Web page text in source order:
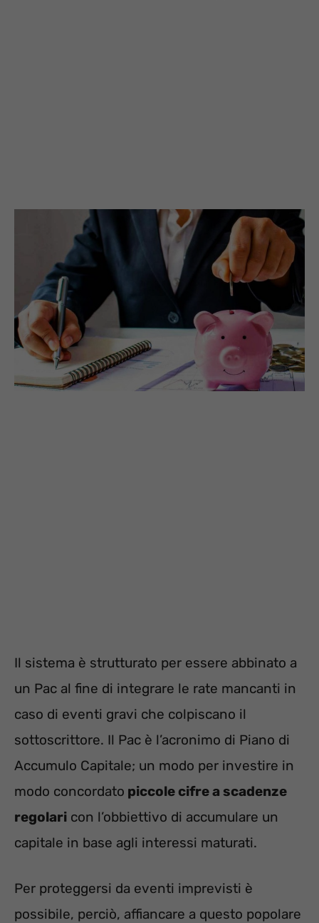
Il sistema è strutturato per essere abbinato a
un Pac al fine di integrare le rate mancanti in
caso di eventi gravi che colpiscano il
sottoscrittore. Il Pac è l’acronimo di Piano di
Accumulo Capitale; un modo per investire in
modo concordato piccole cifre a scadenze
regolari con l’obbiettivo di accumulare un
capitale in base agli interessi maturati.
Per proteggersi da eventi imprevisti è
possibile, perciò, affiancare a questo popolare